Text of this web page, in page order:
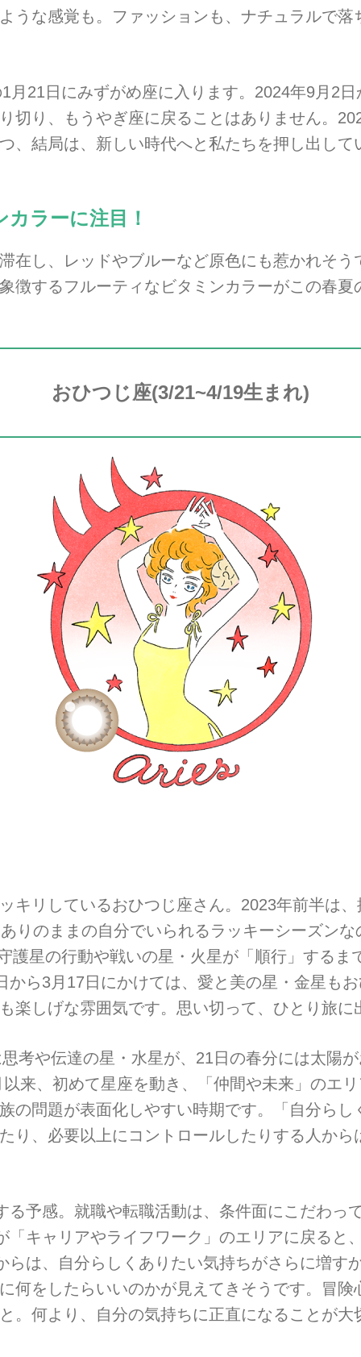
うな感覚も。ファッションも、ナチュラルで
月21日にみずがめ座に入ります。2024年9月2
切り、もうやぎ座に戻ることはありません。
、結局は、新しい時代へと私たちを押し出して
ラーに注目！
在し、レッドやブルーなど原色にも惹かれそ
徴するフルーティなビタミンカラーがこの春
おひつじ座(3/21~4/19生まれ)
キリしているおひつじ座さん。2023年前半は
りのままの自分でいられるラッキーシーズン
護星の行動や戦いの星・火星が「順行」するま
から3月17日にかけては、愛と美の星・金星も
楽しげな雰囲気です。思い切って、ひとり旅
考や伝達の星・水星が、21日の春分には太陽
来、初めて星座を動き、「仲間や未来」のエ
の問題が表面化しやすい時期です。「自分ら
り、必要以上にコントロールしたりする人か
る予感。就職や転職活動は、条件面にこだわっ
「キャリアやライフワーク」のエリアに戻ると
らは、自分らしくありたい気持ちがさらに増す
何をしたらいいのかが見えてきそうです。冒
。何より、自分の気持ちに正直になることが大